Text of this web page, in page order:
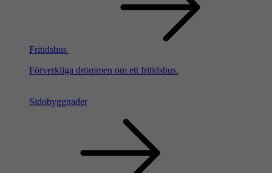
Fritidshus
Förverkliga drömmen om ett fritidshus.
Sidobyggnader